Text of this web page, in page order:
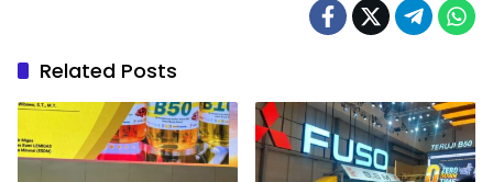
Related Posts